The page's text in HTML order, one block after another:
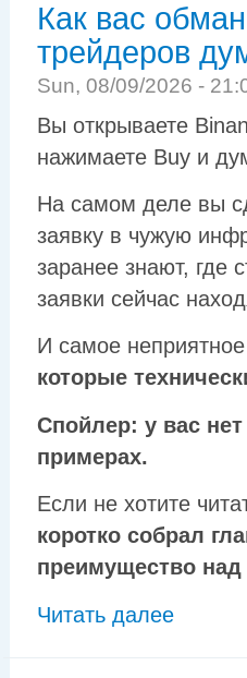
Как вас
трейдеров
Sun, 08/09/2026 -
Вы открываете
нажимаете Buy и
На самом деле вы
заявку в чужую
заранее знают, где
заявки сейчас
И самое
которые
Спойлер: у вас
примерах.
Если не хотите
коротко собрал
преимущество
Читать далее